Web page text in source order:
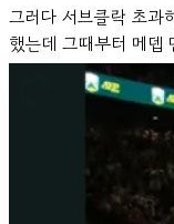
그러다 서브클락 초과
했는데 그때부터 메뎁